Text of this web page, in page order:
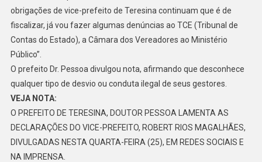
obrigações de vice-prefeito de Teresina continuam que é de
fiscalizar, já vou fazer algumas denúncias ao TCE (Tribunal de
Contas do Estado), a Câmara dos Vereadores ao Ministério
Público”.
O prefeito Dr. Pessoa divulgou nota, afirmando que desconhece
qualquer tipo de desvio ou conduta ilegal de seus gestores.
VEJA NOTA:
O PREFEITO DE TERESINA, DOUTOR PESSOA LAMENTA AS
DECLARAÇÕES DO VICE-PREFEITO, ROBERT RIOS MAGALHÃES,
DIVULGADAS NESTA QUARTA-FEIRA (25), EM REDES SOCIAIS E
NA IMPRENSA.